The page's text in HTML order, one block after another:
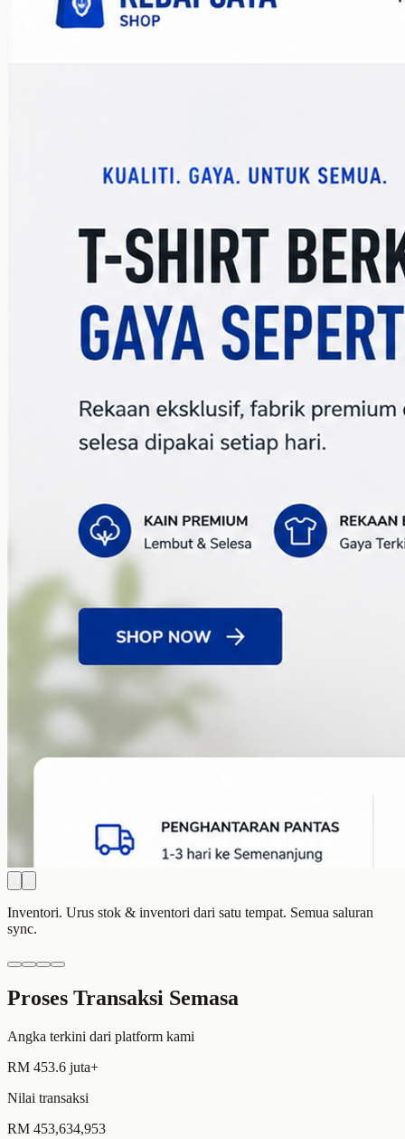
Urus Order.Shopee, TikTok, Online Store dll, semua order masuk
satu senarai.
Proses Transaksi Semasa
Angka terkini dari platform kami
RM 453.6 juta+
Nilai transaksi
RM 453,634,953